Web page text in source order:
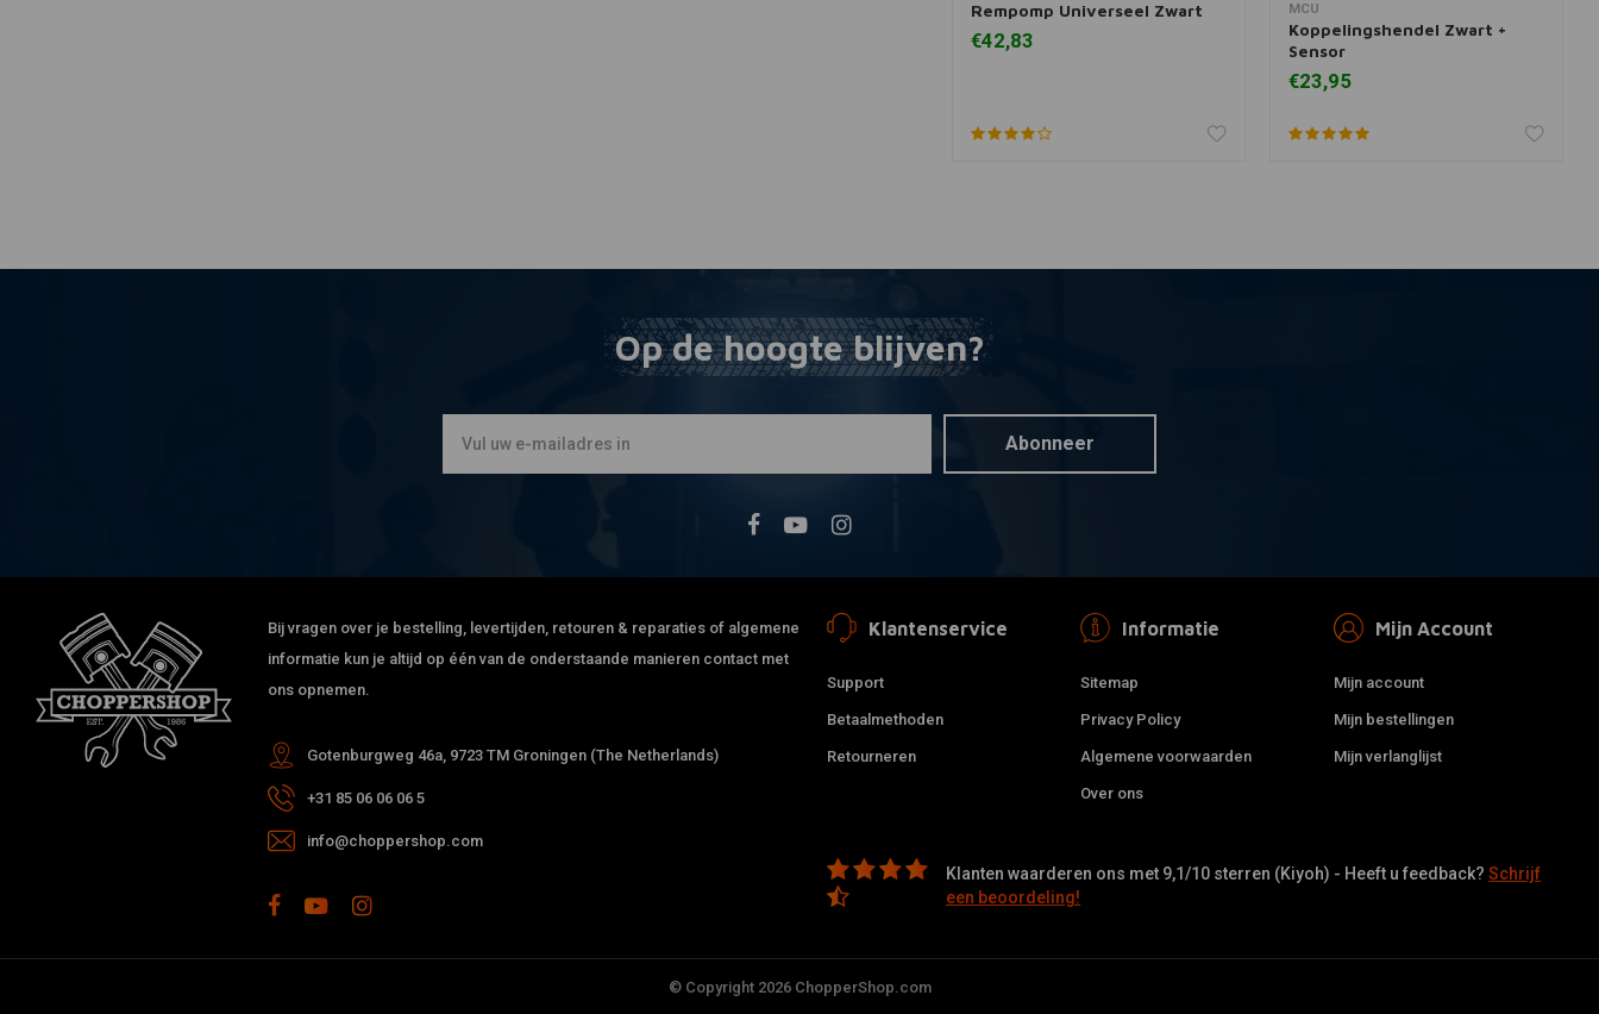
Toevoegen aan winkelwagen
Rempomp Universeel Zwart
€42,83
Toevoegen aan winkelwagen
MCU
Koppelingshendel Zwart +
Sensor
€23,95
Op de hoogte blijven?
Abonneer
Bij vragen over je bestelling, levertijden, retouren & reparaties of algemene
informatie kun je altijd op één van de onderstaande manieren contact met
ons opnemen.
Gotenburgweg 46a, 9723 TM Groningen (The Netherlands)
+31 85 06 06 06 5
info@choppershop.com
Klantenservice
Support
Betaalmethoden
Retourneren
Informatie
Sitemap
Privacy Policy
Algemene voorwaarden
Over ons
Mijn Account
Mijn account
Mijn bestellingen
Mijn verlanglijst
Klanten waarderen ons met 9,1/10 sterren (Kiyoh) - Heeft u feedback?Schrijf
een beoordeling!
© Copyright 2026 ChopperShop.com